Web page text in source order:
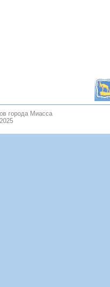
города Миасса